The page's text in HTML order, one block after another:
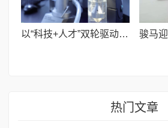
以“科技+人才”双轮驱动，力捷迅药业擘画行业高质量发展新路径
热门文章